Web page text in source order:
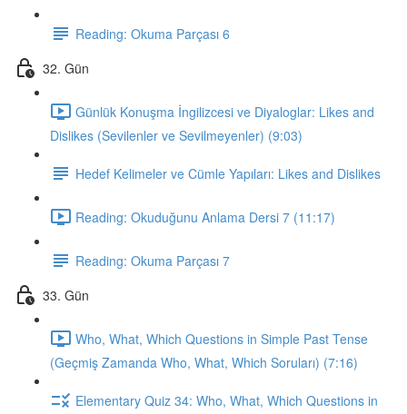
Reading: Okuma Parçası 6
32. Gün
Günlük Konuşma İngilizcesi ve Diyaloglar: Likes and
Dislikes (Sevilenler ve Sevilmeyenler) (9:03)
Hedef Kelimeler ve Cümle Yapıları: Likes and Dislikes
Reading: Okuduğunu Anlama Dersi 7 (11:17)
Reading: Okuma Parçası 7
33. Gün
Who, What, Which Questions in Simple Past Tense
(Geçmiş Zamanda Who, What, Which Soruları) (7:16)
Elementary Quiz 34: Who, What, Which Questions in